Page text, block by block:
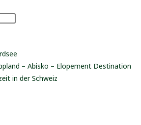
– Abisko – Elopement Destination
in der Schweiz